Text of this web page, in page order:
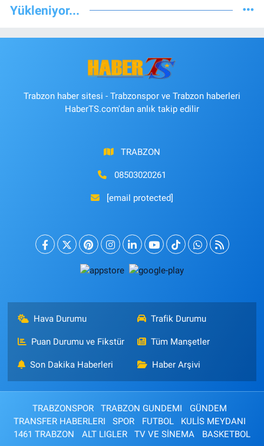
Yükleniyor...
Trabzon haber sitesi - Trabzonspor ve Trabzon haberleri
HaberTS.com'dan anlık takip edilir
TRABZON
08503020261
[email protected]
Hava Durumu Trafik Durumu
Puan Durumu ve Fikstür Tüm Manşetler
Son Dakika Haberleri Haber Arşivi
TRABZONSPOR TRABZON GUNDEMI
GÜNDEM
TRANSFER HABERLERI
SPOR FUTBOL
KULİS MEYDANI
1461 TRABZON
ALT LIGLER TV VE SİNEMA BASKETBOL